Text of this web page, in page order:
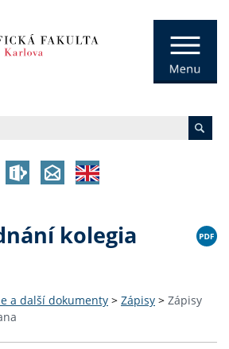
kolegia
a další dokumenty > Zápisy > Zápisy